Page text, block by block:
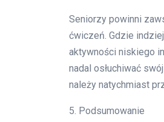
Seniorzy powinni
ćwiczeń. Gdzie
aktywności niskiego
nadal osłuchiwać
należy natychmiast
5. Podsumowanie